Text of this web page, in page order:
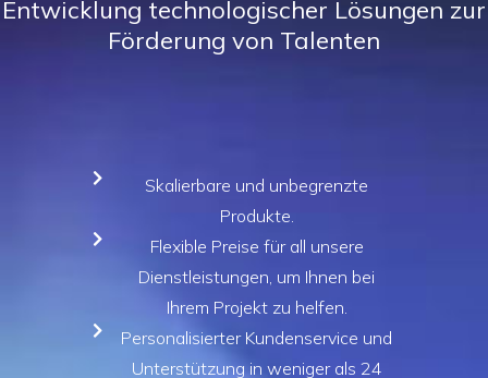
e
t
v
n
Entwicklung technologischer Lösungen zur
Förderung von Talenten
Skalierbare und unbegrenzte
Produkte.​
Flexible Preise für all unsere
Dienstleistungen, um Ihnen bei
Ihrem Projekt zu helfen.​​
Personalisierter Kundenservice und
Unterstützung in weniger als 24